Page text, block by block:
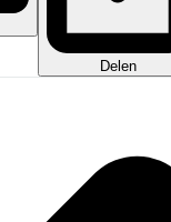
Delen